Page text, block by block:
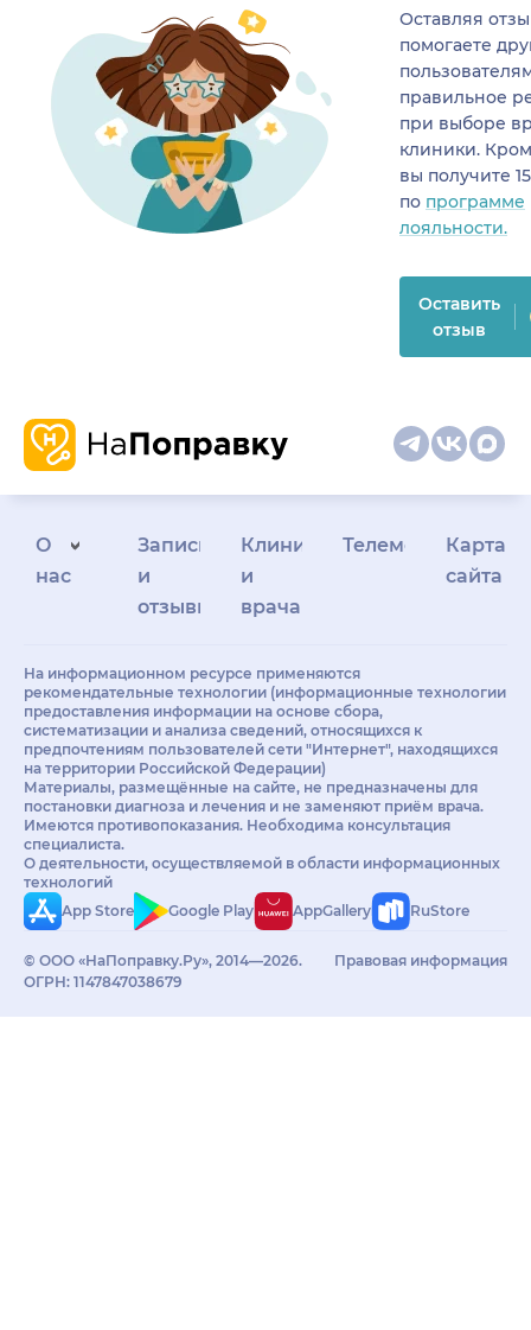
Оставляя
помогаете
правильное
при выборе
клиники.
вы получите
по программе
лояльности.
Оставить
отзыв
О
нас
Запись
и
отзывы
Клиникам
и
врачам
Телемедицина
Карта
сайта
На информационном ресурсе применяются
рекомендательные технологии (информационные технологии
предоставления информации на основе сбора,
систематизации и анализа сведений, относящихся к
предпочтениям пользователей сети "Интернет", находящихся
на территории Российской Федерации)
Материалы, размещённые на сайте, не предназначены для
постановки диагноза и лечения и не заменяют приём врача.
Имеются противопоказания. Необходима консультация
специалиста.
О деятельности, осуществляемой в области информационных
технологий
App Store
Google Play AppGallery RuStore
© ООО «НаПоправку.Ру», 2014—2026.
ОГРН: 1147847038679
Правовая информация